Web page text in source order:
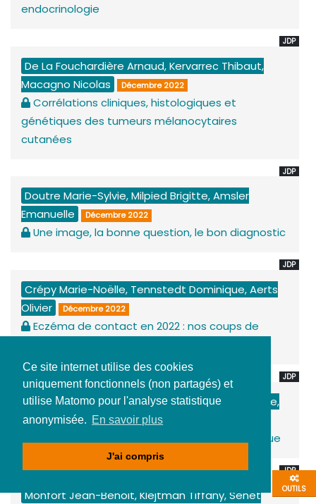
Ce site internet utilise des cookies
uniquement fonctionnels (non partagés) et
utilise Matomo pour l'analyse statistique
anonymisée. En savoir plus
J'ai compris
OUTILS
endocrinologie
JDP
De La Fouchardière Arnaud, Kervarrec Thibaut,
Macagno Nicolas
Décembre 2022
Corrélations cliniques, histologiques et
génétiques des tumeurs mélanocytaires
cutanées
JDP
Doutre Marie-Sylvie, Milpied Brigitte, Amsler
Emanuelle
Décembre 2022
Une image, la bonne question, le bon diagnostic
JDP
Crépy Marie-Noëlle, Tennstedt Dominique, Aerts
Olivier
Décembre 2022
Eczéma de contact en 2022 : nos coups de
JDP
Mazereeuw-Hautier Juliette, Chiaverini Christine,
Bourrat Emmanuelle
Décembre 2022
Situations pièges en dermatologie pédiatrique
JDP
Monfort Jean-Benoit, Klejtman Tiffany, Senet